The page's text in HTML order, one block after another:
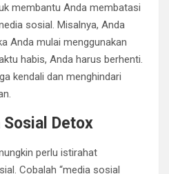
membantu Anda membatasi
sosial. Misalnya, Anda
Anda mulai menggunakan
habis, Anda harus berhenti.
kendali dan menghindari
Detox
perlu istirahat
Cobalah “media sosial